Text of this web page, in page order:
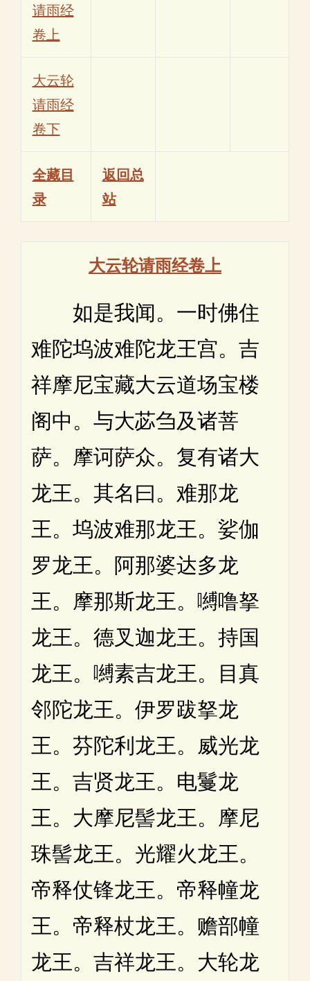
请雨经
卷上
大云轮
请雨经
卷下
全藏目
录
返回总
站
大云轮请雨经卷上
如是我闻。一时佛住
难陀坞波难陀龙王宫。吉
祥摩尼宝藏大云道场宝楼
阁中。与大苾刍及诸菩
萨。摩诃萨众。复有诸大
龙王。其名曰。难那龙
王。坞波难那龙王。娑伽
罗龙王。阿那婆达多龙
王。摩那斯龙王。嚩噜拏
龙王。德叉迦龙王。持国
龙王。嚩素吉龙王。目真
邻陀龙王。伊罗跋拏龙
王。芬陀利龙王。威光龙
王。吉贤龙王。电鬘龙
王。大摩尼髻龙王。摩尼
珠髻龙王。光耀火龙王。
帝释仗锋龙王。帝释幢龙
王。帝释杖龙王。赡部幢
龙王。吉祥龙王。大轮龙